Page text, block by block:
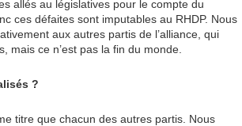
allés au législatives pour le compte du
ces défaites sont imputables au RHDP. Nous
aux autres partis de l’alliance, qui
mais ce n’est pas la fin du monde.
?
titre que chacun des autres partis. Nous